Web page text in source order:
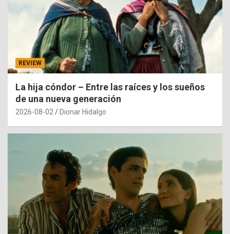
REVIEW
La hija cóndor – Entre las raíces y los sueños
de una nueva generación
2026-08-02 Dionar Hidalgo